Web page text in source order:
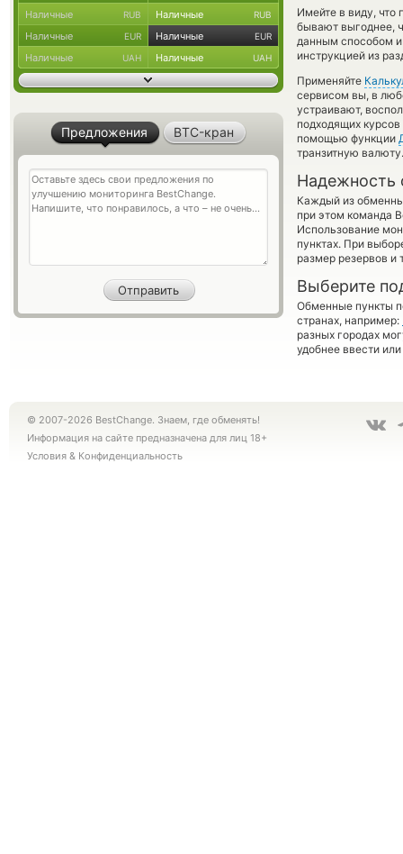
Имейте в виду, что
бывают выгоднее,
данным способом и
инструкцией из
Применяйте
сервисом вы, в
устраивают,
подходящих
помощью функции
транзитную валюту.
Надежность
Каждый из
при этом команда
Использование
пунктах. При
размер резервов и
Выберите
Обменные пункты
странах, например:
разных городах
удобнее ввести
Наличные RUB Наличные RUB
Наличные EUR Наличные EUR
Наличные UAH Наличные UAH
Предложения BTC-кран
© 2007-2026 BestChange. Знаем, где обменять!
Информация на сайте предназначена для лиц 18+
Условия & Конфиденциальность